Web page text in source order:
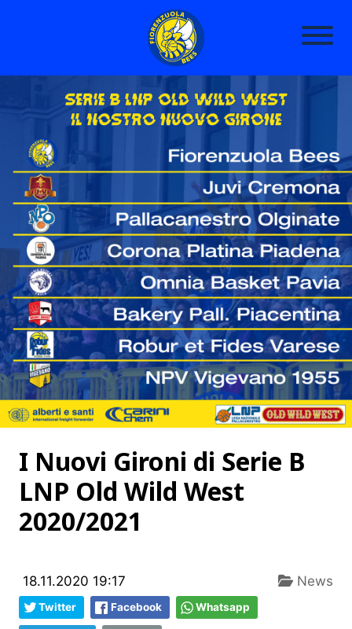
I Nuovi Gironi di Serie B
LNP Old Wild West
2020/2021
18.11.2020 19:17 News
Twitter Facebook Whatsapp